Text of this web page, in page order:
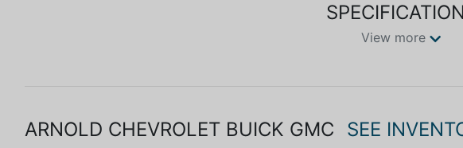
View more
ARNOLD CHEVROLET BUICK GMC
SEE